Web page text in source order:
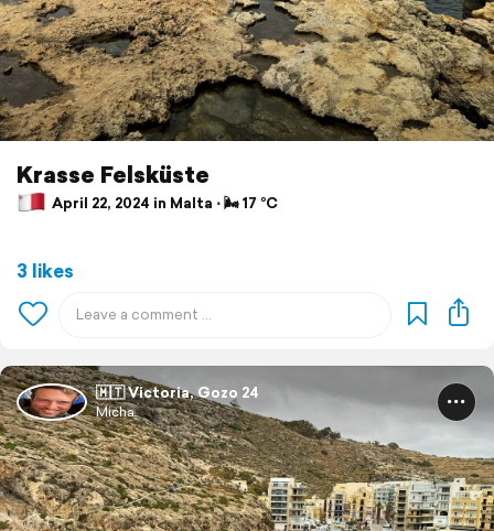
Krasse Felsküste
April 22, 2024 in Malta ⋅ 🌬 17 °C
3 likes
🇲🇹 Victoria, Gozo 24
Micha.